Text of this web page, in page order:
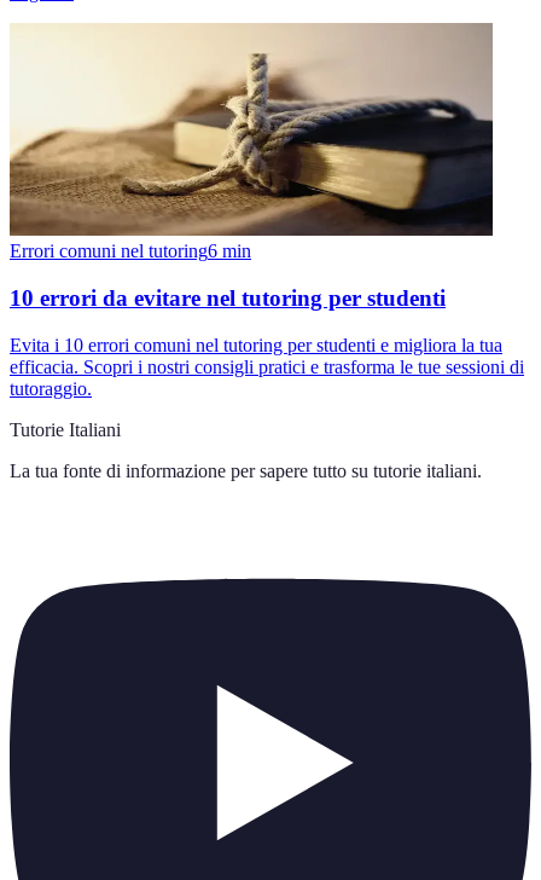
Errori comuni nel tutoring6 min
10 errori da evitare nel tutoring per studenti
Evita i 10 errori comuni nel tutoring per studenti e migliora la tua
efficacia. Scopri i nostri consigli pratici e trasforma le tue sessioni di
tutoraggio.
Tutorie Italiani
La tua fonte di informazione per sapere tutto su tutorie italiani.